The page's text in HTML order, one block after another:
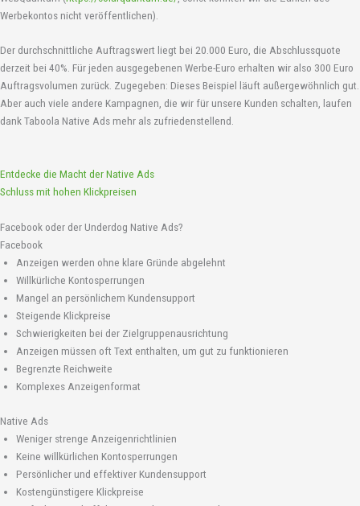
Werbekontos nicht veröffentlichen).
Der durchschnittliche Auftragswert liegt bei 20.000 Euro, die Abschlussquote
derzeit bei 40%. Für jeden ausgegebenen Werbe-Euro erhalten wir also 300 Euro
Auftragsvolumen zurück. Zugegeben: Dieses Beispiel läuft außergewöhnlich gut.
Aber auch viele andere Kampagnen, die wir für unsere Kunden schalten, laufen
dank Taboola Native Ads mehr als zufriedenstellend.
Entdecke die Macht der Native Ads
Schluss mit hohen Klickpreisen
Facebook oder der Underdog Native Ads?
Facebook
Anzeigen werden ohne klare Gründe abgelehnt
Willkürliche Kontosperrungen
Mangel an persönlichem Kundensupport
Steigende Klickpreise
Schwierigkeiten bei der Zielgruppenausrichtung
Anzeigen müssen oft Text enthalten, um gut zu funktionieren
Begrenzte Reichweite
Komplexes Anzeigenformat
Native Ads
Weniger strenge Anzeigenrichtlinien
Keine willkürlichen Kontosperrungen
Persönlicher und effektiver Kundensupport
Kostengünstigere Klickpreise